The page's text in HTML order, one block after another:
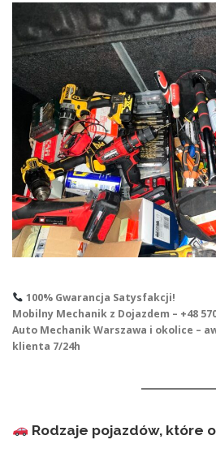
100% Gwarancja Satysfakcji!
Mobilny Mechanik z Dojazdem – +48
Auto Mechanik Warszawa i okolice –
klienta 7/24h
Rodzaje pojazdów, które